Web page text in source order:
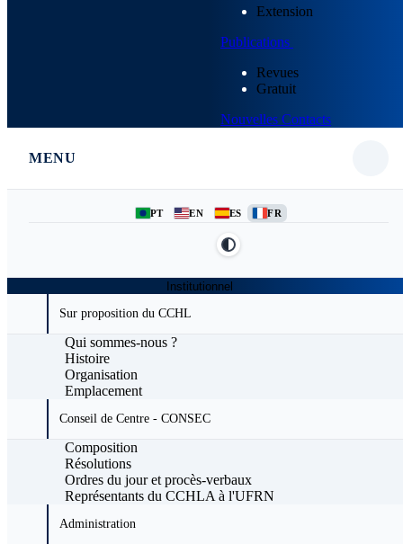
Extension
Publications
Revues
Gratuit
Nouvelles Contacts
MENU
PT EN ES FR
Institutionnel
Sur proposition du CCHL
Qui sommes-nous ?
Histoire
Organisation
Emplacement
Conseil de Centre - CONSEC
Composition
Résolutions
Ordres du jour et procès-verbaux
Représentants du CCHLA à l'UFRN
Administration